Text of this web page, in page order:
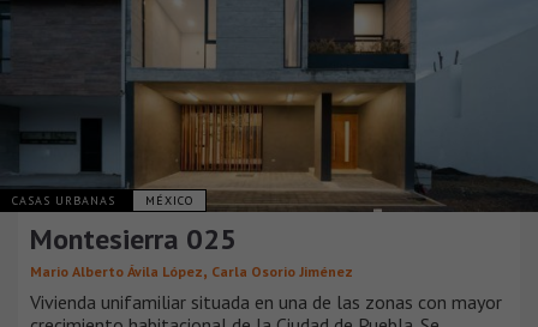
CASAS URBANAS MÉXICO
Montesierra 025
Mario Alberto Ávila López, Carla Osorio Jiménez
Vivienda unifamiliar situada en una de las zonas con mayor